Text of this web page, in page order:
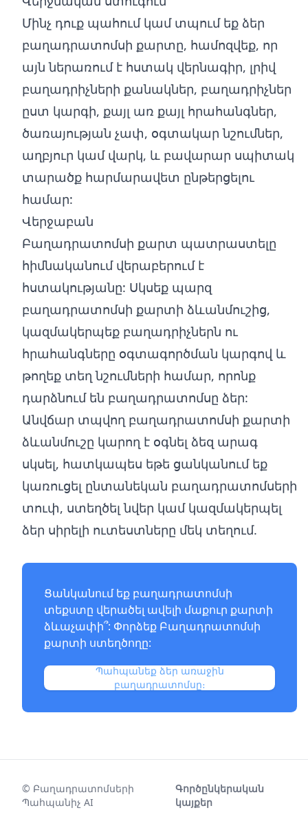
Մինչ դուք պահում կամ տպում եք ձեր
բաղադրատոմսի քարտը, համոզվեք, որ
այն ներառում է հստակ վերնագիր, լրիվ
բաղադրիչների քանակներ, բաղադրիչներ
ըստ կարգի, քայլ առ քայլ հրահանգներ,
ծառայության չափ, օգտակար նշումներ,
աղբյուր կամ վարկ, և բավարար սպիտակ
տարածք հարմարավետ ընթերցելու
համար:
Վերջաբան
Բաղադրատոմսի քարտ պատրաստելը
հիմնականում վերաբերում է
հստակությանը: Սկսեք պարզ
բաղադրատոմսի քարտի ձևանմուշից,
կազմակերպեք բաղադրիչներն ու
հրահանգները օգտագործման կարգով և
թողեք տեղ նշումների համար, որոնք
դարձնում են բաղադրատոմսը ձեր:
Անվճար տպվող բաղադրատոմսի քարտի
ձևանմուշը կարող է օգնել ձեզ արագ
սկսել, հատկապես եթե ցանկանում եք
կառուցել ընտանեկան բաղադրատոմսերի
տուփ, ստեղծել նվեր կամ կազմակերպել
ձեր սիրելի ուտեստները մեկ տեղում.
Ցանկանում եք բաղադրատոմսի
տեքստը վերածել ավելի մաքուր քարտի
ձևաչափի՞: Փորձեք Բաղադրատոմսի
քարտի ստեղծողը:
Պահպանեք ձեր առաջին
բաղադրատոմսը։
© Բաղադրատոմսերի
Պահպանիչ AI
Գործընկերական
կայքեր